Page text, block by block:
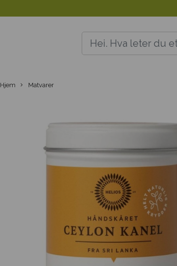
Hjem Matvarer